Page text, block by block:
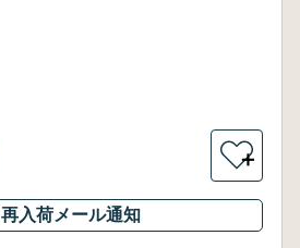
＋
再入荷メール通知